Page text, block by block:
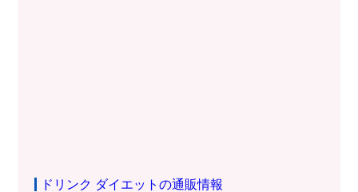
ドリンク ダイエットの通販情報